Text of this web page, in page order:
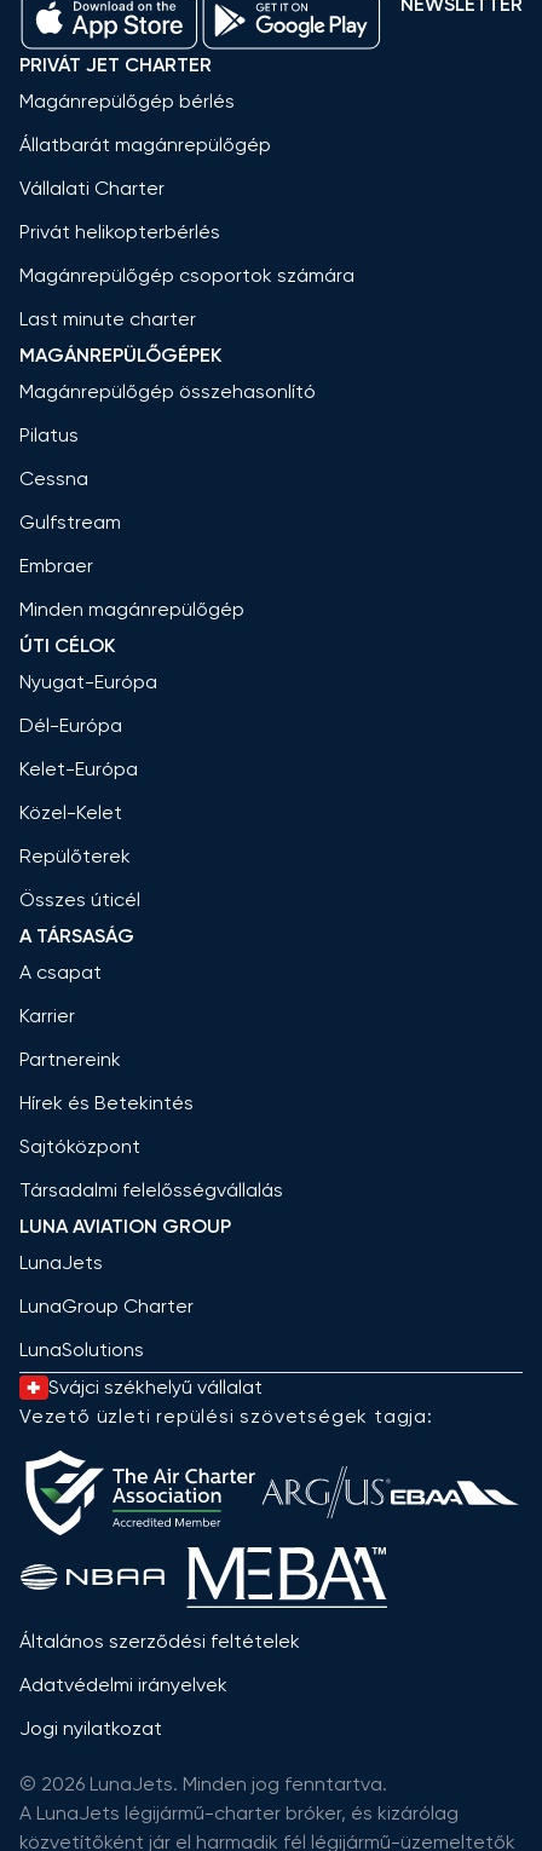
PRIVÁT JET CHARTER
Magánrepülőgép bérlés
Állatbarát magánrepülőgép
Vállalati Charter
Privát helikopterbérlés
Magánrepülőgép csoportok számára
Last minute charter
MAGÁNREPÜLŐGÉPEK
Magánrepülőgép összehasonlító
Pilatus
Cessna
Gulfstream
Embraer
Minden magánrepülőgép
ÚTI CÉLOK
Nyugat-Európa
Dél-Európa
Kelet-Európa
Közel-Kelet
Repülőterek
Összes úticél
A TÁRSASÁG
A csapat
Karrier
Partnereink
Hírek és Betekintés
Sajtóközpont
Társadalmi felelősségvállalás
LUNA AVIATION GROUP
LunaJets
LunaGroup Charter
LunaSolutions
Svájci székhelyű vállalat
Vezető üzleti repülési szövetségek tagja:
Általános szerződési feltételek
Adatvédelmi irányelvek
Jogi nyilatkozat
© 2026 LunaJets. Minden jog fenntartva.
A LunaJets légijármű-charter bróker, és kizárólag
közvetítőként jár el harmadik fél légijármű-üzemeltetők